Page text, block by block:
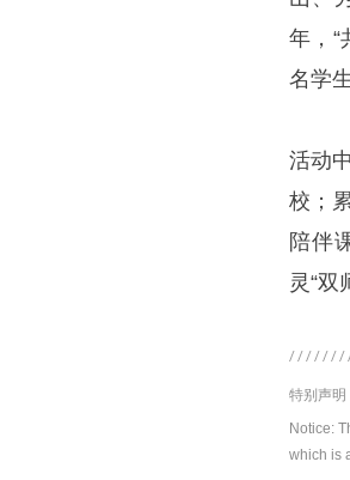
年，“
名学
活动
校；
陪伴
灵“双
特别声明
Notice:
which is